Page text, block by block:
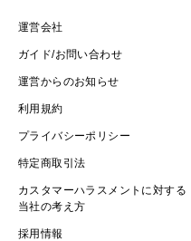
運営会社
ガイド/お問い合わせ
運営からのお知らせ
利用規約
プライバシーポリシー
特定商取引法
カスタマーハラスメントに対する
当社の考え方
採用情報